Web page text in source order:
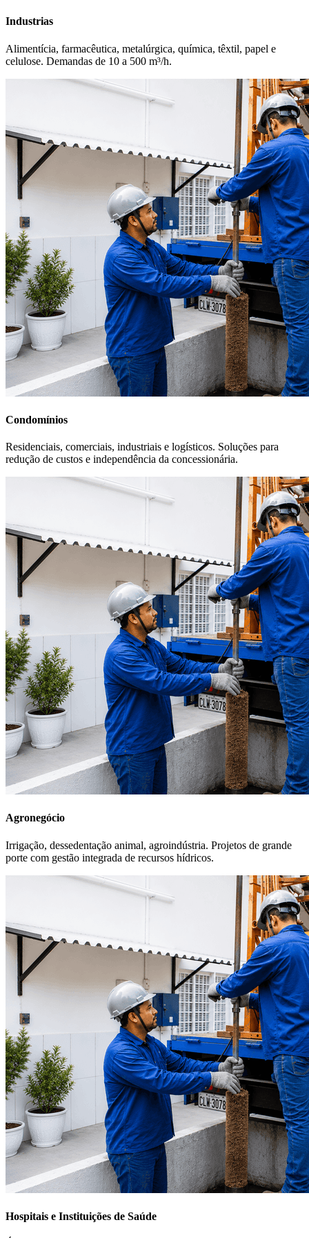
Industrias
Alimentícia, farmacêutica, metalúrgica, química, têxtil, papel e
celulose. Demandas de 10 a 500 m³/h.
Condomínios
Residenciais, comerciais, industriais e logísticos. Soluções para
redução de custos e independência da concessionária.
Agronegócio
Irrigação, dessedentação animal, agroindústria. Projetos de grande
porte com gestão integrada de recursos hídricos.
Hospitais e Instituições de Saúde